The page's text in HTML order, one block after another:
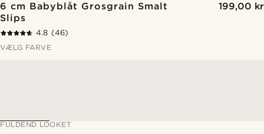
6 cm Babyblåt Grosgrain Smalt
Slips
199,00 kr
4.8 (46)
VÆLG FARVE
FULDEND LOOKET